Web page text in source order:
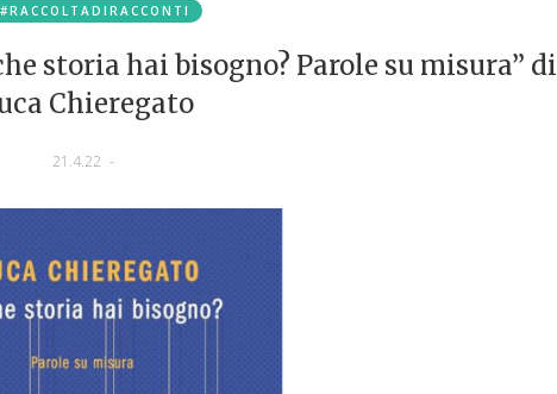
#RACCOLTADIRACCONTI
storia hai bisogno? Parole su misura” di
Chieregato
21.4.22 -